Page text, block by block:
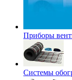
Приборы
Системы